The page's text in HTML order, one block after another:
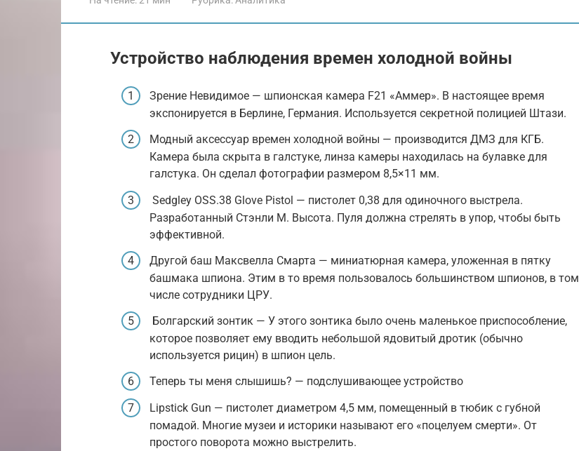
Устройство наблюдения времен холодной войны
Зрение Невидимое — шпионская камера F21 «Аммер». В настоящее время
экспонируется в Берлине, Германия. Используется секретной полицией Штази.
Модный аксессуар времен холодной войны — производится ДМЗ для КГБ.
Камера была скрыта в галстуке, линза камеры находилась на булавке для
галстука. Он сделал фотографии размером 8,5×11 мм.
Sedgley OSS.38 Glove Pistol — пистолет 0,38 для одиночного выстрела.
Разработанный Стэнли М. Высота. Пуля должна стрелять в упор, чтобы быть
эффективной.
Другой баш Максвелла Смарта — миниатюрная камера, уложенная в пятку
башмака шпиона. Этим в то время пользовалось большинством шпионов, в том
числе сотрудники ЦРУ.
Болгарский зонтик — У этого зонтика было очень маленькое приспособление,
которое позволяет ему вводить небольшой ядовитый дротик (обычно
используется рицин) в шпион цель.
Теперь ты меня слышишь? — подслушивающее устройство
Lipstick Gun — пистолет диаметром 4,5 мм, помещенный в тюбик с губной
помадой. Многие музеи и историки называют его «поцелуем смерти». От
простого поворота можно выстрелить.